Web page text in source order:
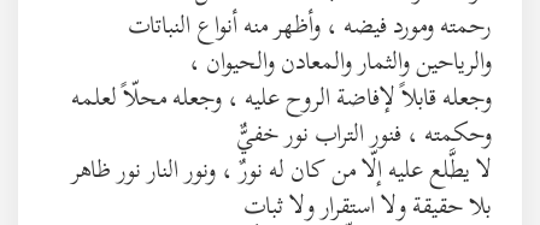
رحمته ومورد فيضه ، وأظهر منه أنواع النباتات
والرياحين والثمار والمعادن والحيوان ،
وجعله قابلاً لإفاضة الروح عليه ، وجعله محلّاً لعلمه
وحكمته ، فنور التراب نور خفيٌّ
لا يطَّلع عليه إلّا من كان له نورٌ ، ونور النار نور ظاهر
بلا حقيقة ولا استقرار ولا ثبات